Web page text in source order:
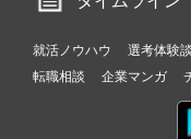
就活ノウハウ 選考体験談
転職相談
企業マンガ